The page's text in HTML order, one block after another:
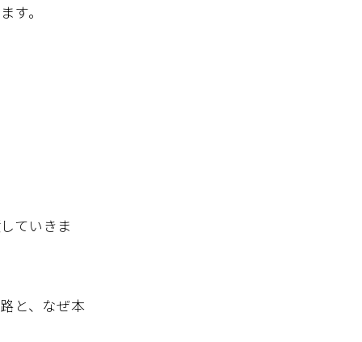
す。
ていきま
と、なぜ本